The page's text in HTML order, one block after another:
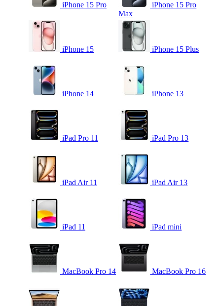
iPhone 15 Pro
iPhone 15 Pro
Max
iPhone 15 iPhone 15 Plus
iPhone 14 iPhone 13
iPad Pro 11 iPad Pro 13
iPad Air 11 iPad Air 13
iPad 11 iPad mini
MacBook Pro 14 MacBook Pro 16